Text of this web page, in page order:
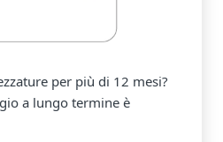
per più di 12 mesi?
a lungo termine è